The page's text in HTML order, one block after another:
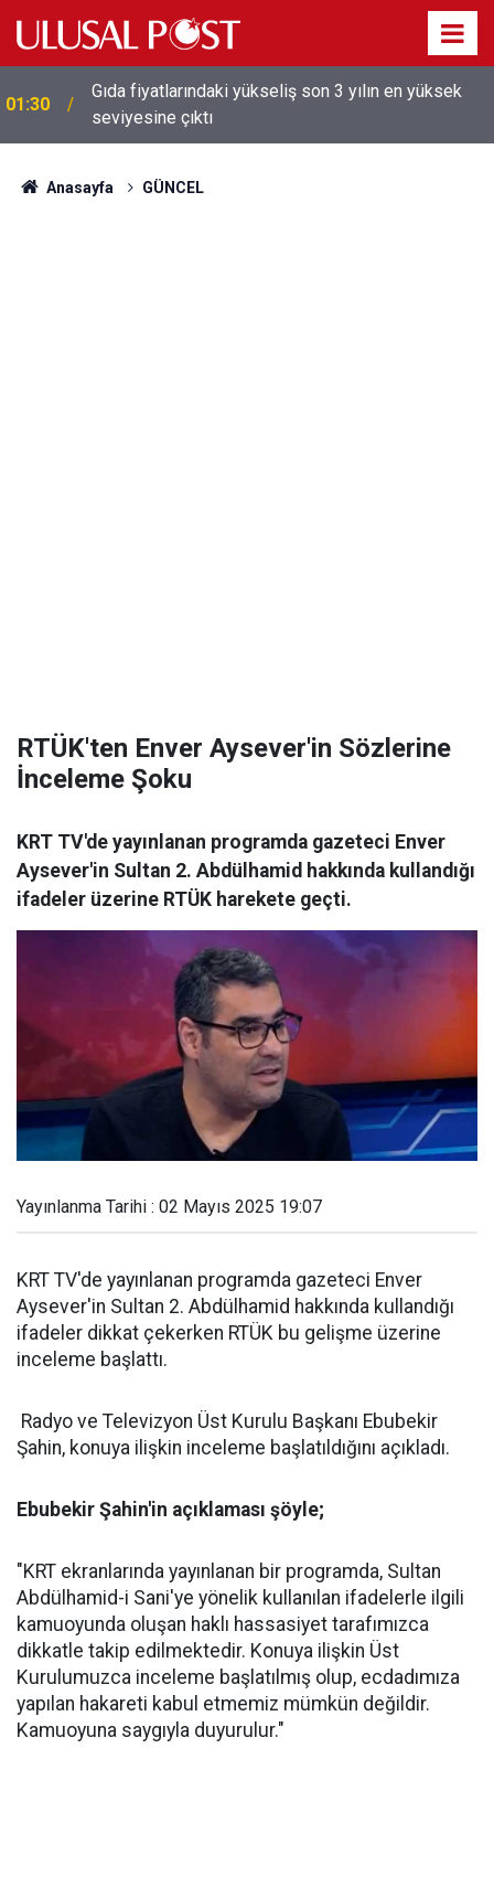
01:30
Gıda fiyatlarındaki yükseliş son 3 yılın en yüksek
01:26
Galatasaray'dan sekiz kişi hakkında savcılığa suç
duyurusu
Anasayfa GÜNCEL
RTÜK'ten Enver Aysever'in Sözlerine
İnceleme Şoku
KRT TV'de yayınlanan programda gazeteci Enver
Aysever'in Sultan 2. Abdülhamid hakkında kullandığı
ifadeler üzerine RTÜK harekete geçti.
Yayınlanma Tarihi : 02 Mayıs 2025 19:07
KRT TV'de yayınlanan programda gazeteci Enver
Aysever'in Sultan 2. Abdülhamid hakkında kullandığı
ifadeler dikkat çekerken RTÜK bu gelişme üzerine
inceleme başlattı.
Radyo ve Televizyon Üst Kurulu Başkanı Ebubekir
Şahin, konuya ilişkin inceleme başlatıldığını açıkladı.
Ebubekir Şahin'in açıklaması şöyle;
"KRT ekranlarında yayınlanan bir programda, Sultan
Abdülhamid-i Sani'ye yönelik kullanılan ifadelerle ilgili
kamuoyunda oluşan haklı hassasiyet tarafımızca
dikkatle takip edilmektedir. Konuya ilişkin Üst
Kurulumuzca inceleme başlatılmış olup, ecdadımıza
yapılan hakareti kabul etmemiz mümkün değildir.
Kamuoyuna saygıyla duyurulur."